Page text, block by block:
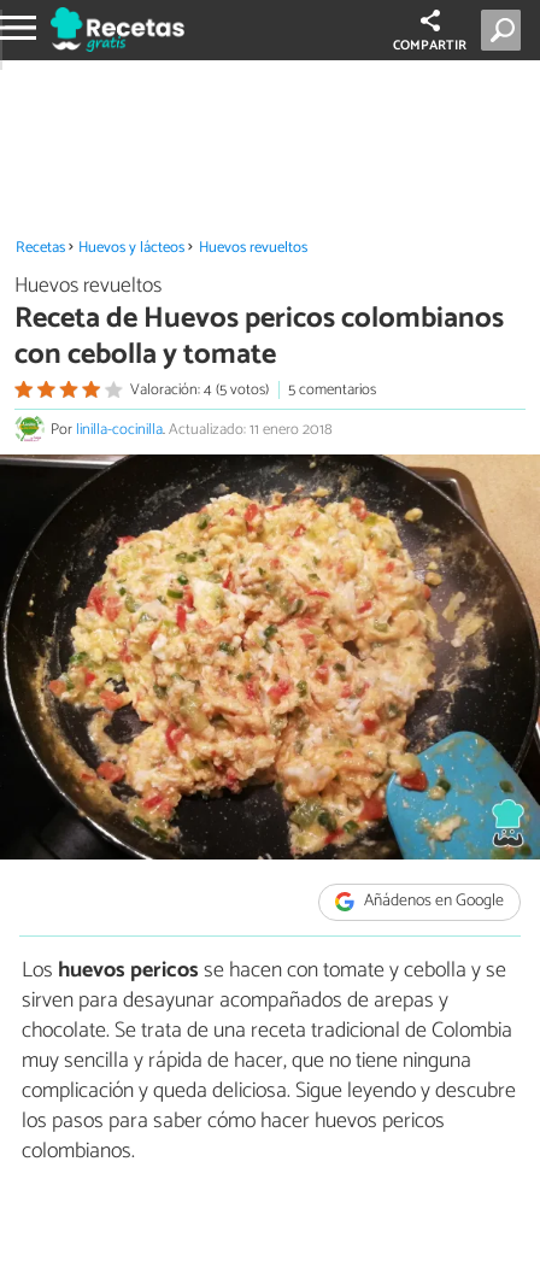
COMPARTIR
Recetas Huevos y lácteos Huevos revueltos
Huevos revueltos
Receta de Huevos pericos colombianos
con cebolla y tomate
Valoración: 4 (5 votos)
5 comentarios
Porlinilla-cocinilla.Actualizado: 11 enero 2018
Añádenos en Google
Los huevos pericosse hacen con tomate y cebolla y se
sirven para desayunar acompañados de arepas y
chocolate. Se trata de una receta tradicional de Colombia
muy sencilla y rápida de hacer, que no tiene ninguna
complicación y queda deliciosa. Sigue leyendo y descubre
los pasos para saber cómo hacer huevos pericos
colombianos.